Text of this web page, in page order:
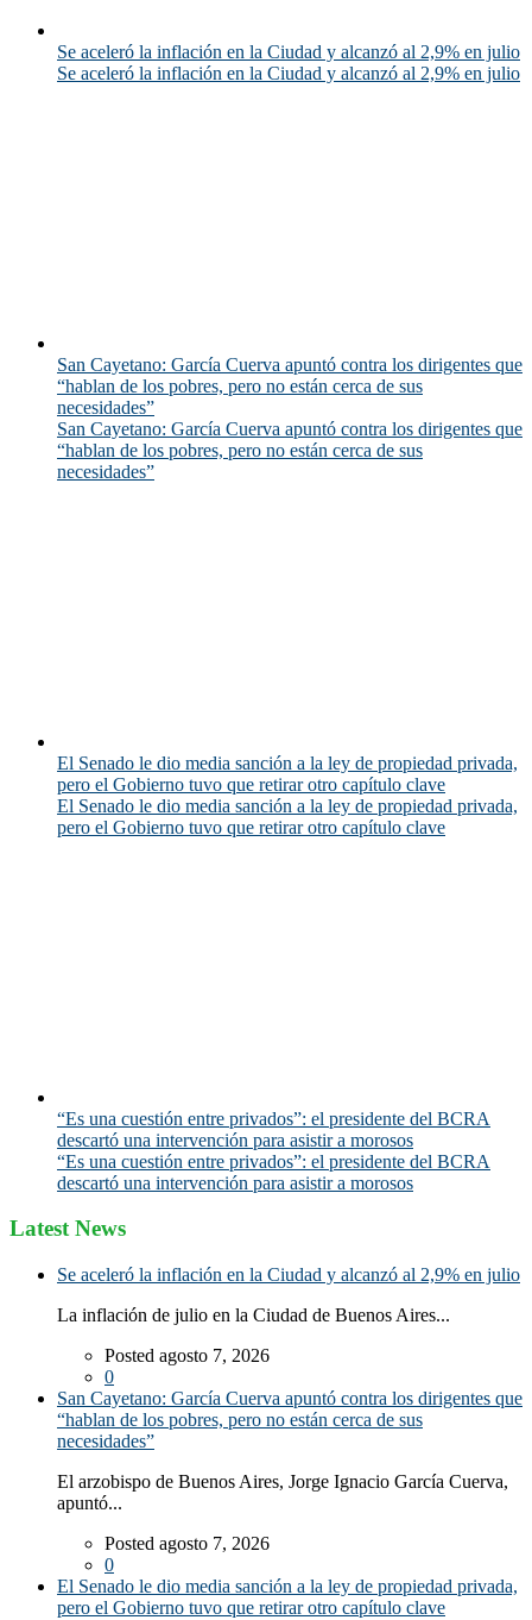
Se aceleró la inflación en la Ciudad y alcanzó al 2,9% en julio
Se aceleró la inflación en la Ciudad y alcanzó al 2,9% en julio
San Cayetano: García Cuerva apuntó contra los dirigentes que
“hablan de los pobres, pero no están cerca de sus
necesidades”
San Cayetano: García Cuerva apuntó contra los dirigentes que
“hablan de los pobres, pero no están cerca de sus
necesidades”
El Senado le dio media sanción a la ley de propiedad privada,
pero el Gobierno tuvo que retirar otro capítulo clave
El Senado le dio media sanción a la ley de propiedad privada,
pero el Gobierno tuvo que retirar otro capítulo clave
“Es una cuestión entre privados”: el presidente del BCRA
descartó una intervención para asistir a morosos
“Es una cuestión entre privados”: el presidente del BCRA
descartó una intervención para asistir a morosos
Latest News
Se aceleró la inflación en la Ciudad y alcanzó al 2,9% en julio
La inflación de julio en la Ciudad de Buenos Aires...
Posted agosto 7, 2026
0
San Cayetano: García Cuerva apuntó contra los dirigentes que
“hablan de los pobres, pero no están cerca de sus
necesidades”
El arzobispo de Buenos Aires, Jorge Ignacio García Cuerva,
apuntó...
Posted agosto 7, 2026
0
El Senado le dio media sanción a la ley de propiedad privada,
pero el Gobierno tuvo que retirar otro capítulo clave